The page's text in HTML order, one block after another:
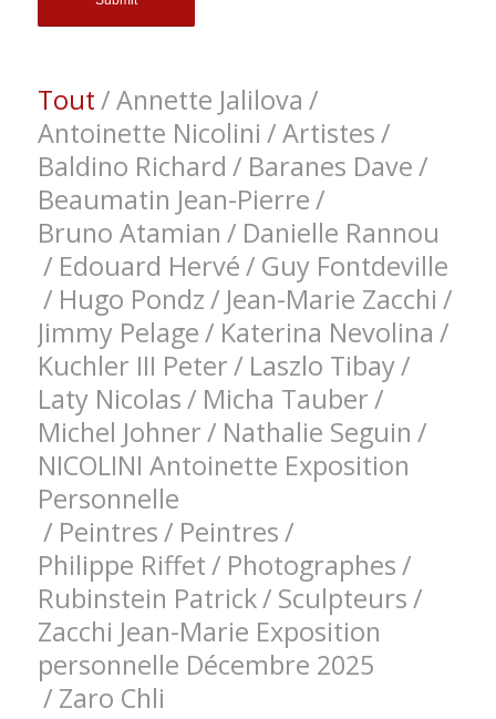
Tout/Annette Jalilova /
Antoinette Nicolini /Artistes/
Baldino Richard / Baranes Dave/
Beaumatin Jean-Pierre/
Bruno Atamian / Danielle Rannou
/ Edouard Hervé/ Guy Fontdeville
/ Hugo Pondz/ Jean-Marie Zacchi /
Jimmy Pelage/ Katerina Nevolina /
Kuchler III Peter/ Laszlo Tibay/
Laty Nicolas/ Micha Tauber/
Michel Johner/ Nathalie Seguin /
NICOLINI Antoinette Exposition
Personnelle
/ Peintres/ Peintres/
Philippe Riffet/ Photographes/
Rubinstein Patrick/ Sculpteurs/
Zacchi Jean-Marie Exposition
personnelle Décembre 2025
/ Zaro Chli